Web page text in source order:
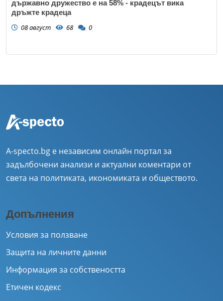
държавно дружество е на 58% - крадецът вика
дръжте крадеца
08 август 68 0
A-specto.bg е независим онлайн портал за
задълбочени анализи и актуални коментари от
света на политиката, икономиката и обществото.
Допълнения
Условия за ползване
Защита на личните данни
Информация за собствеността
Етичен кодекс